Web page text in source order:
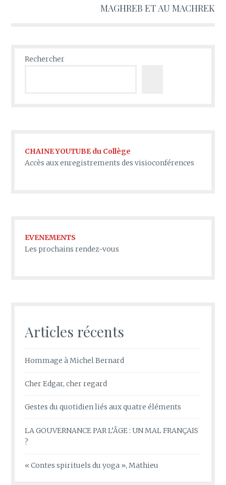
MAGHREB ET AU MACHREK
Rechercher
CHAINE YOUTUBE du Collège
Accès aux enregistrements des visioconférences
EVENEMENTS
Les prochains rendez-vous
Articles récents
Hommage à Michel Bernard
Cher Edgar, cher regard
Gestes du quotidien liés aux quatre éléments
LA GOUVERNANCE PAR L’ÂGE : UN MAL FRANÇAIS
?
« Contes spirituels du yoga », Mathieu